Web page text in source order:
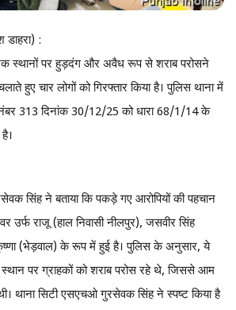
डाहरा) :
स्थानों पर हुड़दंग और अवैध रूप से शराब परोसने
हुए चार लोगों को गिरफ्तार किया है। पुलिस थाना में
313 दिनांक 30/12/25 को धारा 68/1/14 के
सिंह ने बताया कि ​पकड़े गए आरोपियों की पहचान
उर्फ राजू (हाल निवासी नीलपुर), जसवीर सिंह
(भेड़वाल) के रूप में हुई है। पुलिस के अनुसार, ये
पर ग्राहकों को शराब परोस रहे थे, जिससे आम
थाना सिटी एसएचओ गुरसेवक सिंह ने स्पष्ट किया है